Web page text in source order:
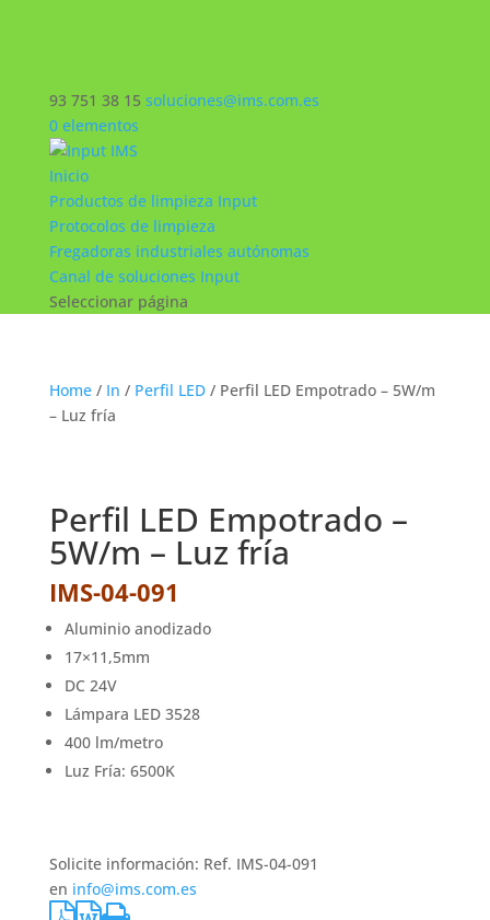
93 751 38 15 soluciones@ims.com.es
0 elementos
Inicio
Productos de limpieza Input
Protocolos de limpieza
Fregadoras industriales autónomas
Canal de soluciones Input
Seleccionar página
Home/ In / Perfil LED/ Perfil LED Empotrado – 5W/m
– Luz fría
Perfil LED Empotrado –
5W/m – Luz fría
IMS-04-091
Aluminio anodizado
17×11,5mm
DC 24V
Lámpara LED 3528
400 lm/metro
Luz Fría: 6500K
Solicite información: Ref. IMS-04-091
en info@ims.com.es